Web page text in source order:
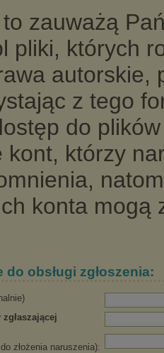
zauważą
pliki, których
autorskie,
z tego
do
kont, którzy
konta mogą
do obsługi zgłoszenia:
złożenia naruszenia):